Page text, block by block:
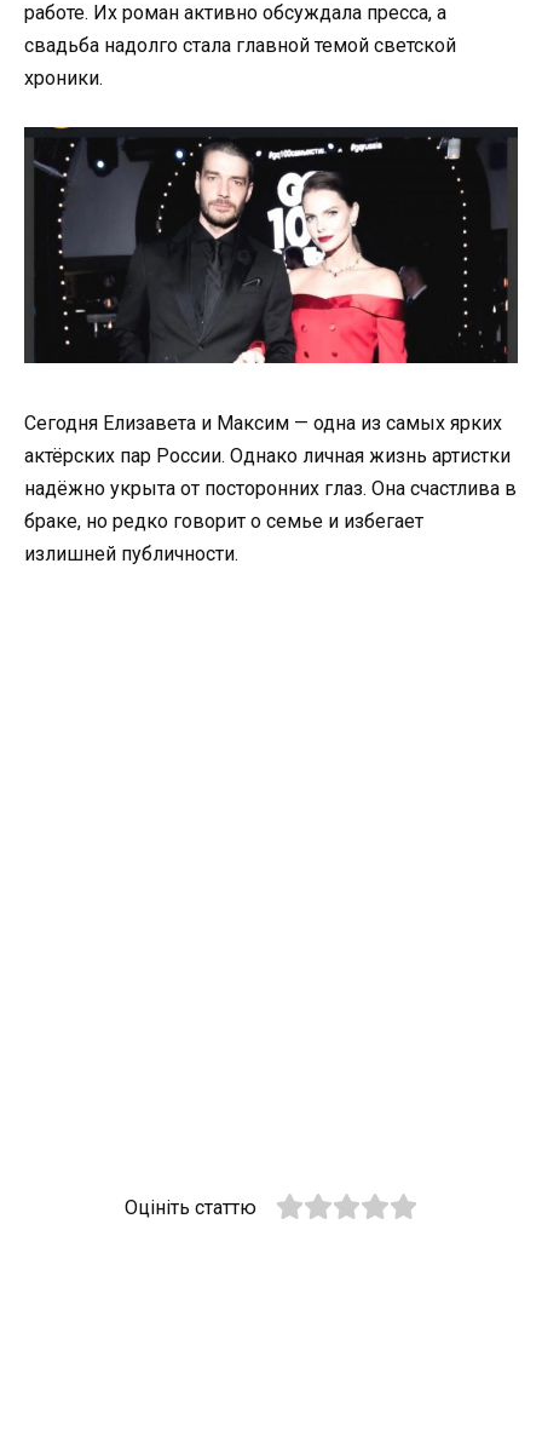
работе. Их роман активно обсуждала пресса, а
свадьба надолго стала главной темой светской
хроники.
Сегодня Елизавета и Максим — одна из самых ярких
актёрских пар России. Однако личная жизнь артистки
надёжно укрыта от посторонних глаз. Она счастлива в
браке, но редко говорит о семье и избегает
излишней публичности.
Оцініть статтю